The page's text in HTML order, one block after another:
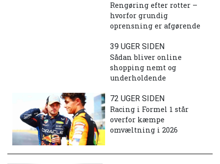
Rengøring efter rotter –
hvorfor grundig
oprensning er afgørende
39 UGER SIDEN
Sådan bliver online
shopping nemt og
underholdende
72 UGER SIDEN
Racing i Formel 1 står
overfor kæmpe
omvæltning i 2026